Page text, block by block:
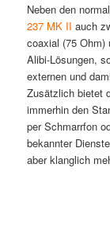
Neben den
237 MK II auch
coaxial (75 Ohm)
Alibi-Lösungen,
externen und
Zusätzlich bietet
immerhin den
per Schmarrfon
bekannter
aber klanglich